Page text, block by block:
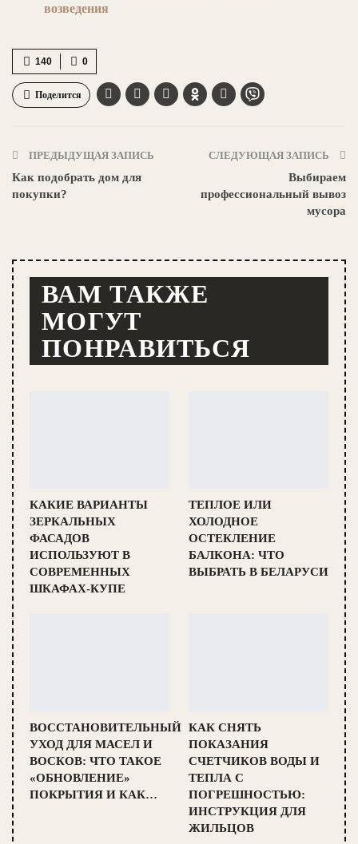
возведения
0
140
Поделится
ПРЕДЫДУЩАЯ ЗАПИСЬ
Как подобрать дом для
покупки?
СЛЕДУЮЩАЯ ЗАПИСЬ
Выбираем
профессиональный вывоз
мусора
ВАМ ТАКЖЕ
МОГУТ
ПОНРАВИТЬСЯ
КАКИЕ ВАРИАНТЫ
ЗЕРКАЛЬНЫХ
ФАСАДОВ
ИСПОЛЬЗУЮТ В
СОВРЕМЕННЫХ
ШКАФАХ-КУПЕ
ТЕПЛОЕ ИЛИ
ХОЛОДНОЕ
ОСТЕКЛЕНИЕ
БАЛКОНА: ЧТО
ВЫБРАТЬ В БЕЛАРУСИ
ВОССТАНОВИТЕЛЬНЫЙ
УХОД ДЛЯ МАСЕЛ И
ВОСКОВ: ЧТО ТАКОЕ
«ОБНОВЛЕНИЕ»
ПОКРЫТИЯ И КАК…
КАК СНЯТЬ
ПОКАЗАНИЯ
СЧЕТЧИКОВ ВОДЫ И
ТЕПЛА С
ПОГРЕШНОСТЬЮ:
ИНСТРУКЦИЯ ДЛЯ
ЖИЛЬЦОВ